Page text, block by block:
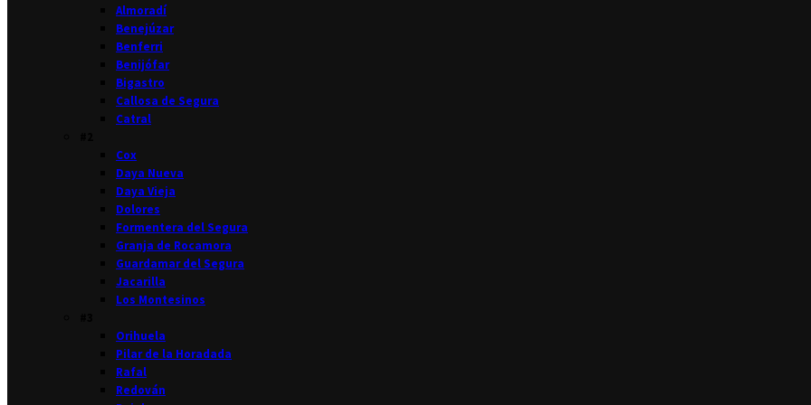
Almoradí
Benejúzar
Benferri
Benijófar
Bigastro
Callosa de Segura
Catral
Cox
Daya Nueva
Daya Vieja
Dolores
Formentera del Segura
Granja de Rocamora
Guardamar del Segura
Jacarilla
Los Montesinos
Orihuela
Pilar de la Horadada
Rafal
Redován